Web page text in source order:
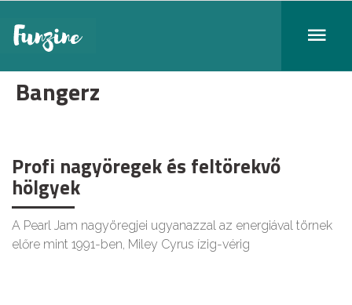
Bangerz
Profi nagyöregek és feltörekvő
hölgyek
A Pearl Jam nagyöregjei ugyanazzal az energiával törnek
előre mint 1991-ben, Miley Cyrus ízig-vérig